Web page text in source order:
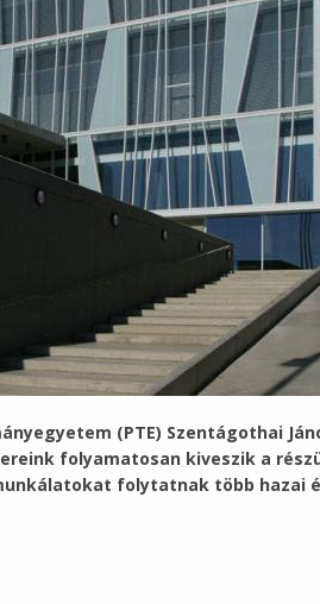
(PTE) Szentágothai
folyamatosan kiveszik a
folytatnak több hazai